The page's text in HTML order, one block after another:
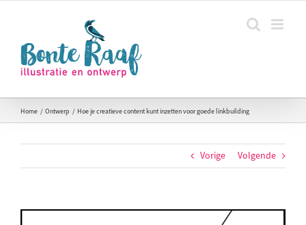
Home Ontwerp Hoe je creatieve content kunt inzetten voor goede linkbuilding
Vorige Volgende